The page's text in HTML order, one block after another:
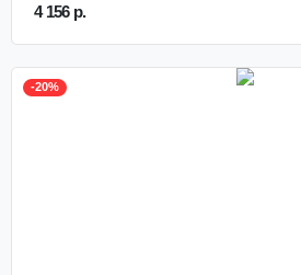
4 156 р.
-20%